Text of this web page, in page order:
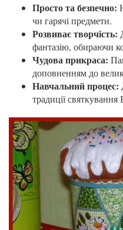
Просто та безпечно:
чи гарячі предмети.
Розвиває творчість:
фантазію, обираючи
Чудова прикраса:
доповненням до
Навчальний процес:
традиції